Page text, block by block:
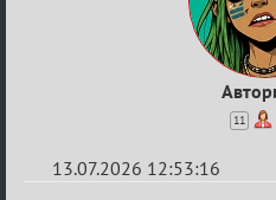
11
13.07.2026 12:53:16